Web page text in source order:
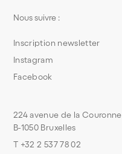
224 avenue de la Couronne
B-1050 Bruxelles
T +32 2 537 78 02
Nous suivre :
Inscription newsletter
Instagram
Facebook